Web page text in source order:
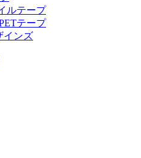
ルテープ
テープ
インズ